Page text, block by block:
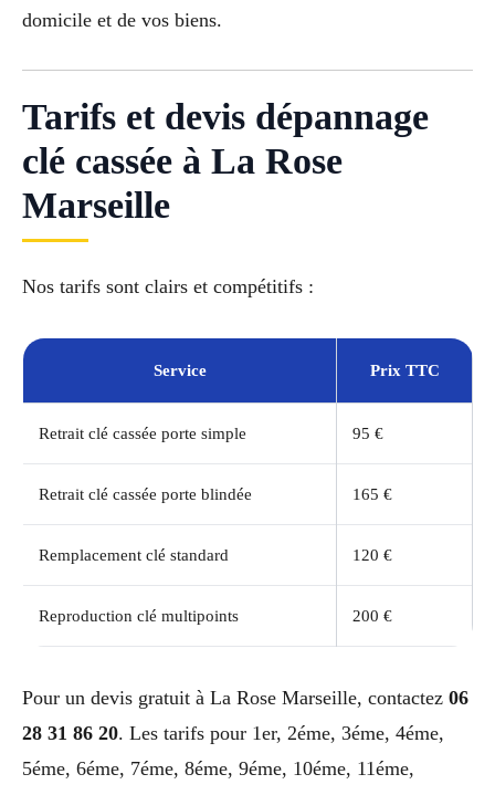
domicile et de vos biens.
Tarifs et devis dépannage
clé cassée à La Rose
Marseille
Nos tarifs sont clairs et compétitifs :
Service Prix TTC
Retrait clé cassée porte simple 95 €
Retrait clé cassée porte blindée 165 €
Remplacement clé standard 120 €
Reproduction clé multipoints 200 €
Pour un devis gratuit à La Rose Marseille, contactez 06
28 31 86 20. Les tarifs pour 1er, 2éme, 3éme, 4éme,
5éme, 6éme, 7éme, 8éme, 9éme, 10éme, 11éme,